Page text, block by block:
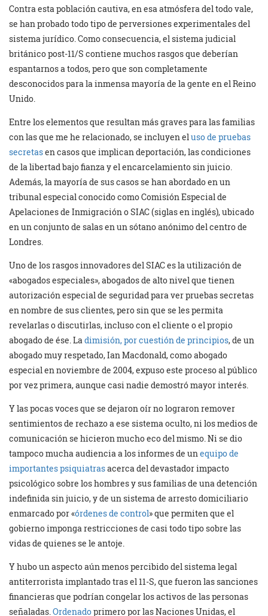
Contra esta población cautiva, en esa atmósfera del todo vale,
se han probado todo tipo de perversiones experimentales del
sistema jurídico. Como consecuencia, el sistema judicial
británico post-11/S contiene muchos rasgos que deberían
espantarnos a todos, pero que son completamente
desconocidos para la inmensa mayoría de la gente en el Reino
Unido.
Entre los elementos que resultan más graves para las familias
con las que me he relacionado, se incluyen el uso de pruebas
secretasen casos que implican deportación, las condiciones
de la libertad bajo fianza y el encarcelamiento sin juicio.
Además, la mayoría de sus casos se han abordado en un
tribunal especial conocido como Comisión Especial de
Apelaciones de Inmigración o SIAC (siglas en inglés), ubicado
en un conjunto de salas en un sótano anónimo del centro de
Londres.
Uno de los rasgos innovadores del SIAC es la utilización de
«abogados especiales», abogados de alto nivel que tienen
autorización especial de seguridad para ver pruebas secretas
en nombre de sus clientes, pero sin que se les permita
revelarlas o discutirlas, incluso con el cliente o el propio
abogado de ése. La dimisión, por cuestión de principios, de un
abogado muy respetado, Ian Macdonald, como abogado
especial en noviembre de 2004, expuso este proceso al público
por vez primera, aunque casi nadie demostró mayor interés.
Y las pocas voces que se dejaron oír no lograron remover
sentimientos de rechazo a ese sistema oculto, ni los medios de
comunicación se hicieron mucho eco del mismo. Ni se dio
tampoco mucha audiencia a los informes de un equipo de
importantes psiquiatrasacerca del devastador impacto
psicológico sobre los hombres y sus familias de una detención
indefinida sin juicio, y de un sistema de arresto domiciliario
enmarcado por «órdenes de control» que permiten que el
gobierno imponga restricciones de casi todo tipo sobre las
vidas de quienes se le antoje.
Y hubo un aspecto aún menos percibido del sistema legal
antiterrorista implantado tras el 11-S, que fueron las sanciones
financieras que podrían congelar los activos de las personas
señaladas. Ordenadoprimero por las Naciones Unidas, el